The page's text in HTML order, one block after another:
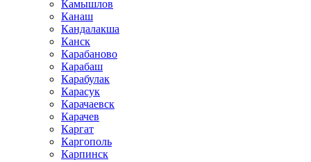
Камышлов
Канаш
Кандалакша
Канск
Карабаново
Карабаш
Карабулак
Карасук
Карачаевск
Карачев
Каргат
Каргополь
Карпинск